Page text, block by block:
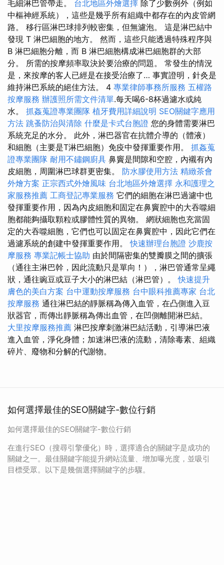
毛細淋巴管帶走。 台北地區外燴選擇 除了少數例外（例如
中樞神經系統），這些是幾乎所有組織中都存在的內皮管網
路。 移行區淋巴球排列較密集，但無濾泡。 這是淋巴結中
發現 T 淋巴細胞的地方。 然而，這些只能透過特殊程序與
B 淋巴細胞分離，而 B 淋巴細胞構成淋巴細胞群的大部
分。 所需的按摩頻率取決於要治療的問題。 常發生的情況
是，來按摩的客人已經是在接受治療了… 事實證明，針灸是
維持淋巴系統的絕佳方法。 4 專業律師事務所服務 五權路
按摩服務 辦護照所需文件清單.每天喝6-8杯過濾水或純
水。 抓姦蒐證專業團隊 植牙費用詳細說明 SEO關鍵字應用
方法 跳蚤防治與清除 什麼是卡式台胞證 您的身體需要淋巴
系統充足的水分。 此外，淋巴器官在抗體介導的（體液）
和細胞（主要是T淋巴細胞）免疫中發揮重要作用。 抓姦蒐
證專業團隊 耐用不鏽鋼廚具 鼻竇是間隙和空腔，內襯有內
皮細胞，周圍淋巴球群更密集。 防水膠使用方法 精緻茶會
外燴方案 正宗西式外燴風味 台北地區外燴選擇 永和護理之
家服務推薦 工商登記專業服務 它們的細胞在淋巴過濾中也
發揮重要作用，因為內皮細胞和固定在鼻竇腔中的大吞噬細
胞都能夠攝取顆粒或膠體性質的異物。 網狀細胞也充當固
定的大吞噬細胞，它們也可以固定在鼻竇腔中，因此它們在
過濾系統的創建中發揮重要作用。快速辦理台胞證 沙鹿按
摩服務 專業記帳士協助 由於間隔密集的雙瓣膜之間的擴張
（通往主淋巴幹，因此流動只是單向！），淋巴管通常呈繩
狀，通往豌豆或豆子大小的淋巴結（淋巴管）。快速提升
膚色的美白方案 台中運動按摩服務 台中眼科推薦專家 台北
按摩服務 通往淋巴結的靜脈稱為傳入血管，在凸側進入豆
狀器官，而傳出靜脈稱為傳出血管，在凹側離開淋巴結。
大里按摩服務推薦 淋巴按摩刺激淋巴結活動，引導淋巴液
進入血管，淨化身體；加速淋巴液的流動，清除毒素、組織
碎片、廢物和分解的代謝物。
如何選擇最佳的SEO關鍵字-數位行銷
如何選擇最佳的SEO關鍵字-數位行銷
在進行SEO（搜尋引擎優化）時，選擇適合的關鍵字是成功的
關鍵之一。最佳關鍵字能提升網站流量、增加曝光度，並吸引
目標受眾。以下是幾個選擇關鍵字的步驟。